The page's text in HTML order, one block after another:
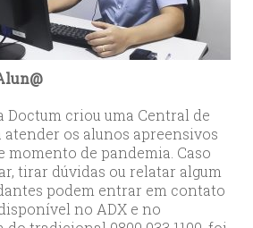
Doctum criou uma Central de
os alunos apreensivos
momento de pandemia. Caso
tirar dúvidas ou relatar algum
podem entrar em contato
no ADX e no